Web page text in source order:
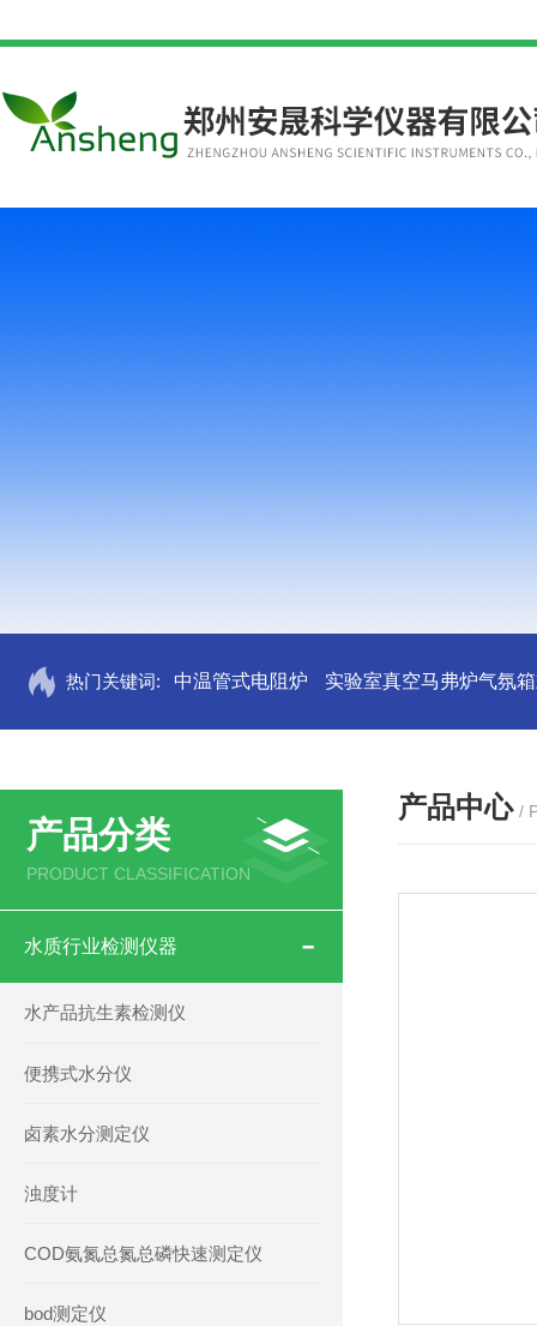
热门关键词: 中温管式电阻炉 实验室真空马弗炉气氛
产品分类
PRODUCT CLASSIFICATION
水质行业检测仪器
水产品抗生素检测仪
便携式水分仪
卤素水分测定仪
浊度计
COD氨氮总氮总磷快速测定仪
bod测定仪
产品中心 /